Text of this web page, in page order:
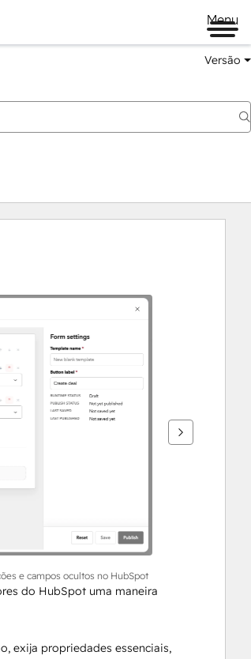
Menu
Versão
e campos ocultos no HubSpot
do HubSpot uma maneira
exija propriedades essenciais,